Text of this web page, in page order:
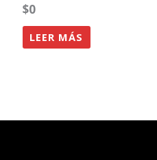
$0
LEER MÁS